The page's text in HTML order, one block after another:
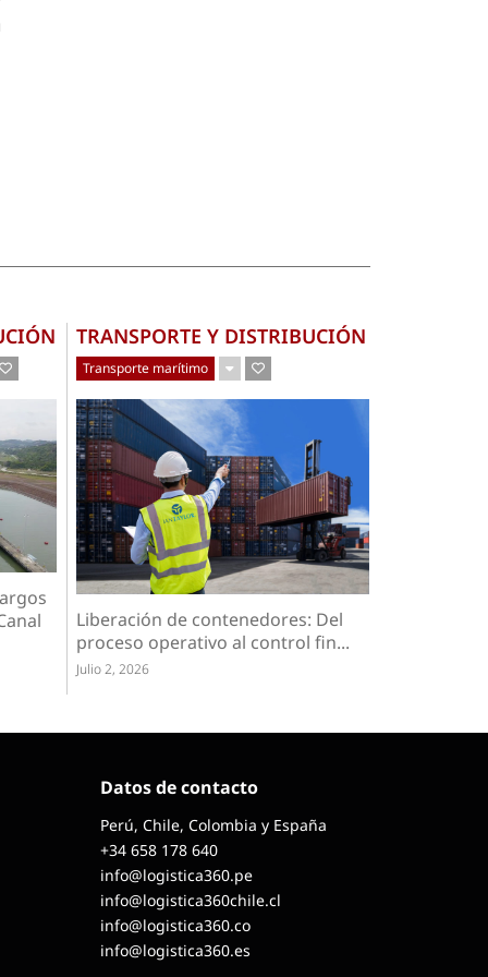
TRANSPORTE Y DISTRIBUCIÓN
Transporte marítimo
Liberación de contenedores: Del
proceso operativo al control fin...
Julio 2, 2026
Datos de contacto
Perú, Chile, Colombia y España
+34 658 178 640
info@logistica360.pe
info@logistica360chile.cl
info@logistica360.co
info@logistica360.es